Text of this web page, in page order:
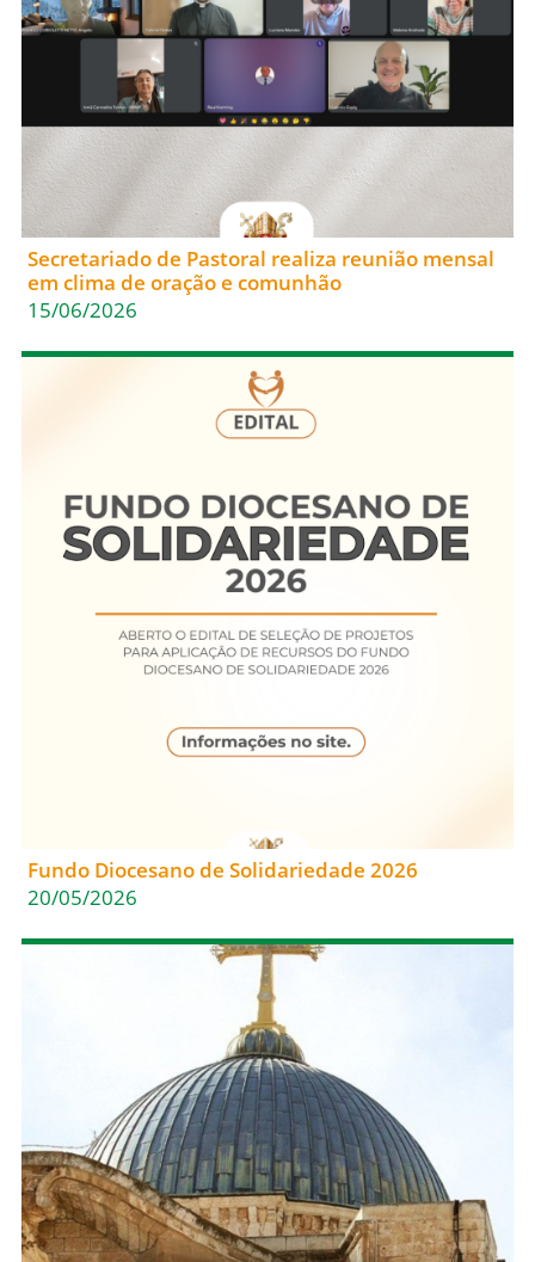
Secretariado de Pastoral realiza reunião mensal
em clima de oração e comunhão
15/06/2026
Fundo Diocesano de Solidariedade 2026
20/05/2026